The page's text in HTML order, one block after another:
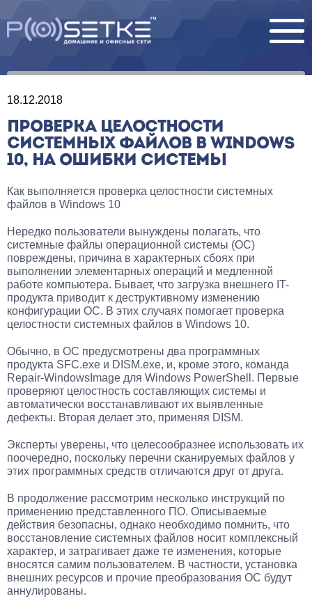
18.12.2018
ПРОВЕРКА ЦЕЛОСТНОСТИ
СИСТЕМНЫХ ФАЙЛОВ В WINDOWS
10, НА ОШИБКИ СИСТЕМЫ
Как выполняется проверка целостности системных
файлов в Windows 10
Нередко пользователи вынуждены полагать, что
системные файлы операционной системы (ОС)
повреждены, причина в характерных сбоях при
выполнении элементарных операций и медленной
работе компьютера. Бывает, что загрузка внешнего IT-
продукта приводит к деструктивному изменению
конфигурации ОС. В этих случаях помогает проверка
целостности системных файлов в Windows 10.
Обычно, в ОС предусмотрены два программных
продукта SFC.exe и DISM.exe, и, кроме этого, команда
Repair-WindowsImage для Windows PowerShell. Первые
проверяют целостность составляющих системы и
автоматически восстанавливают их выявленные
дефекты. Вторая делает это, применяя DISM.
Эксперты уверены, что целесообразнее использовать их
поочередно, поскольку перечни сканируемых файлов у
этих программных средств отличаются друг от друга.
В продолжение рассмотрим несколько инструкций по
применению представленного ПО. Описываемые
действия безопасны, однако необходимо помнить, что
восстановление системных файлов носит комплексный
характер, и затрагивает даже те изменения, которые
вносятся самим пользователем. В частности, установка
внешних ресурсов и прочие преобразования ОС будут
аннулированы.